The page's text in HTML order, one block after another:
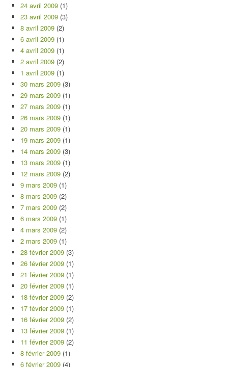
24 avril 2009 (1)
23 avril 2009 (3)
8 avril 2009 (2)
6 avril 2009 (1)
4 avril 2009 (1)
2 avril 2009 (2)
1 avril 2009 (1)
30 mars 2009 (3)
29 mars 2009 (1)
27 mars 2009 (1)
26 mars 2009 (1)
20 mars 2009 (1)
19 mars 2009 (1)
14 mars 2009 (3)
13 mars 2009 (1)
12 mars 2009 (2)
9 mars 2009 (1)
8 mars 2009 (2)
7 mars 2009 (2)
6 mars 2009 (1)
4 mars 2009 (2)
2 mars 2009 (1)
28 février 2009 (3)
26 février 2009 (1)
21 février 2009 (1)
20 février 2009 (1)
18 février 2009 (2)
17 février 2009 (1)
16 février 2009 (2)
13 février 2009 (1)
11 février 2009 (2)
8 février 2009 (1)
6 février 2009 (4)